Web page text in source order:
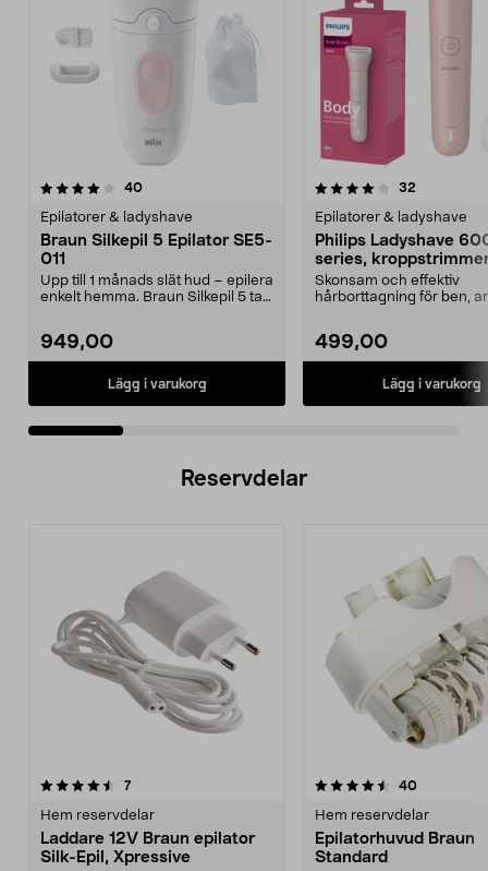
40recensioner
Epilatorer & ladyshave
Braun Silkepil 5 Epilator SE5-
011
Upp till 1 månads slät hud – epilera
enkelt hemma. Braun Silkepil 5 tar
949,00
Lägg i varukorg
4.0 av 5 stjärnor 32
Epilatorer & ladyshave
Philips Ladyshave
series,
BRL128/00
Skonsam och effektiv
hårborttagning för ben,
499,00
Lägg i varukorg
4.5 av 5 stjärnor
Reservdelar
7recensioner
Hem reservdelar
Laddare 12V Braun epilator
Silk-Epil, Xpressive
4.5av 5 stjärnor 40
Hem reservdelar
Epilatorhuvud Braun
Standard
0.0av 5 stjärnor